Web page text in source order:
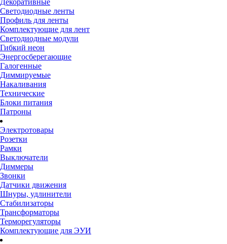
Декоративные
Светодиодные ленты
Профиль для ленты
Комплектующие для лент
Светодиодные модули
Гибкий неон
Энергосберегающие
Галогенные
Диммируемые
Накаливания
Технические
Блоки питания
Патроны
Электротовары
Розетки
Рамки
Выключатели
Диммеры
Звонки
Датчики движения
Шнуры, удлинители
Стабилизаторы
Трансформаторы
Терморегуляторы
Комплектующие для ЭУИ